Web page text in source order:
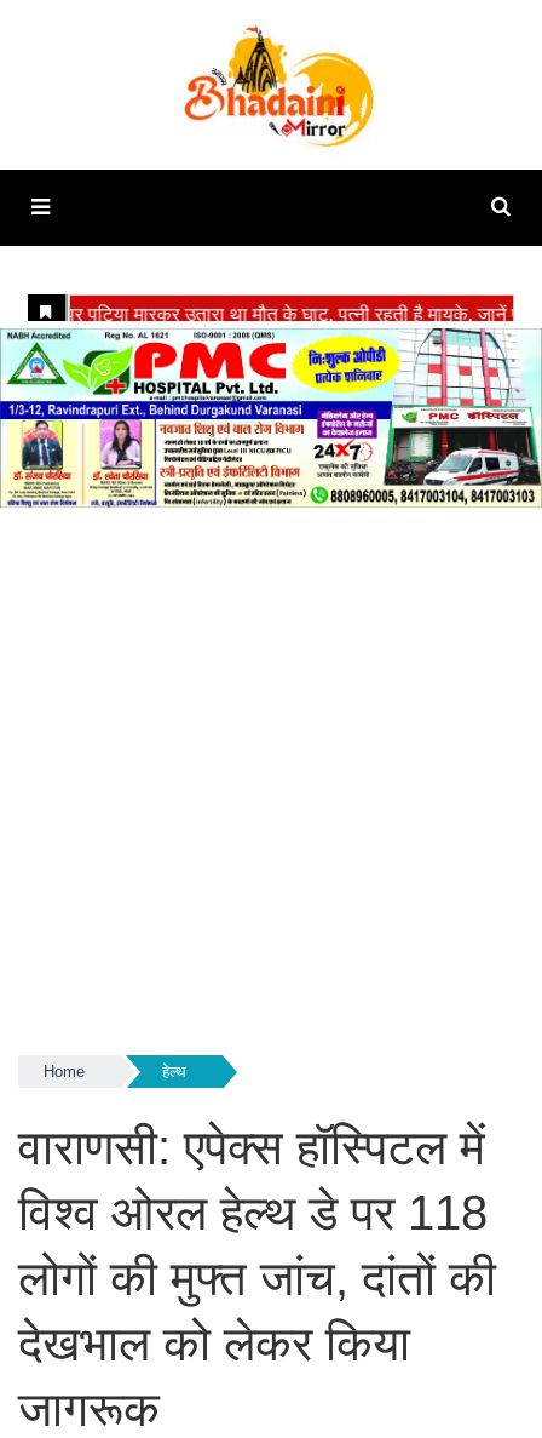
Home हेल्थ
वाराणसी: एपेक्स हॉस्पिटल में
विश्व ओरल हेल्थ डे पर 118
लोगों की मुफ्त जांच, दांतों की
देखभाल को लेकर किया
जागरूक